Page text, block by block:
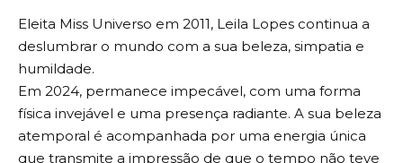
Eleita Miss Universo em 2011, Leila Lopes continua a
deslumbrar o mundo com a sua beleza, simpatia e
humildade.
Em 2024, permanece impecável, com uma forma
física invejável e uma presença radiante. A sua beleza
atemporal é acompanhada por uma energia única
que transmite a impressão de que o tempo não teve